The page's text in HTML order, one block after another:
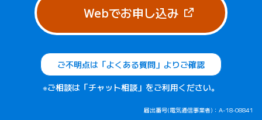
Webでお申し込み（新しいタブ
ご不明点は「よくある質問」よりご確認
※ご相談は「チャット相談」をご利用ください。
届出番号(電気通信事業者)：A-18-08841